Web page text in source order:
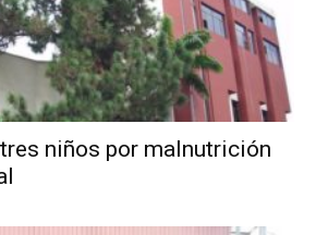
niños por malnutrición